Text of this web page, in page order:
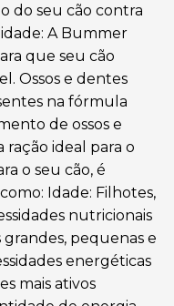
do seu cão contra
A Bummer
que seu cão
Ossos e dentes
na fórmula
de ossos e
ração ideal para o
o seu cão, é
Idade: Filhotes,
nutricionais
grandes, pequenas e
energéticas
mais ativos